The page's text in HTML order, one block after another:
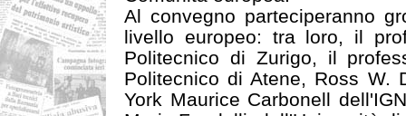
Al convegno parteciperanno
livello europeo: tra loro, il
Politecnico di Zurigo, il
Politecnico di Atene, Ross W.
York Maurice Carbonell